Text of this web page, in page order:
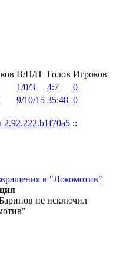
В/Н/П Голов Игроков
1/0/3 4:7
0
9/10/15 35:48 0
2.92.222.b1f70a5 ::
не исключил